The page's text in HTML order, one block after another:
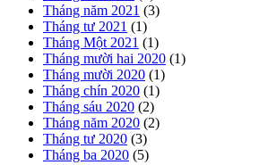
Tháng năm 2021 (3)
Tháng tư 2021 (1)
Tháng Một 2021 (1)
Tháng mười hai 2020 (1)
Tháng mười 2020 (1)
Tháng chín 2020 (1)
Tháng sáu 2020 (2)
Tháng năm 2020 (2)
Tháng tư 2020 (3)
Tháng ba 2020 (5)